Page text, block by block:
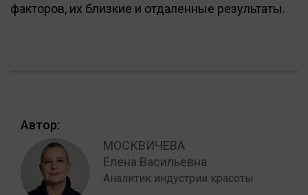
факторов, их близкие и отдаленные результаты.
Автор:
МОСКВИЧЕВА
Елена Васильевна
Аналитик индустрии красоты